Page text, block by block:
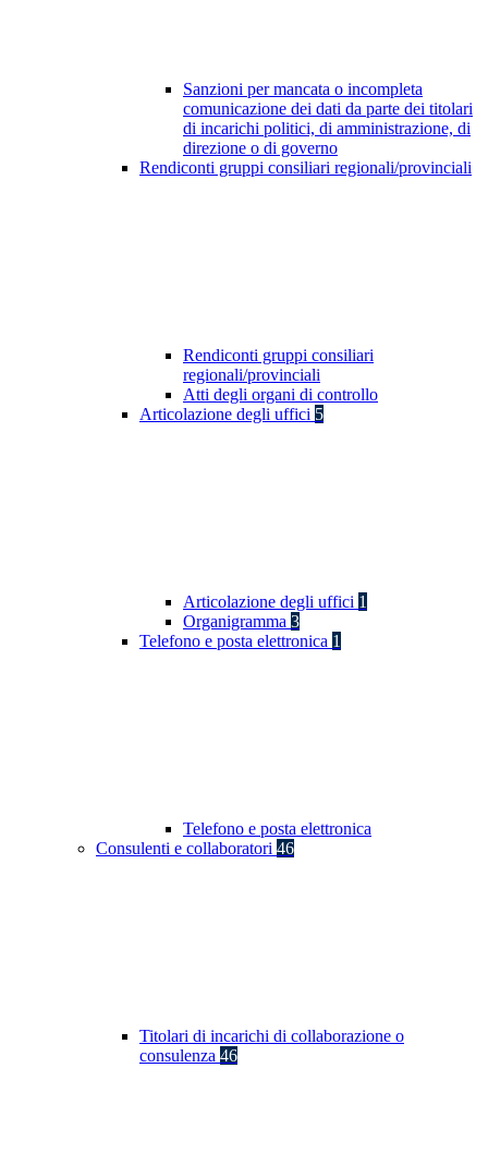
Sanzioni per mancata o incompleta
comunicazione dei dati da parte dei titolari
di incarichi politici, di amministrazione, di
direzione o di governo
Rendiconti gruppi consiliari regionali/provinciali
Rendiconti gruppi consiliari
regionali/provinciali
Atti degli organi di controllo
Articolazione degli uffici 5
Articolazione degli uffici 1
Organigramma 3
Telefono e posta elettronica 1
Telefono e posta elettronica
Consulenti e collaboratori 46
Titolari di incarichi di collaborazione o
consulenza 46